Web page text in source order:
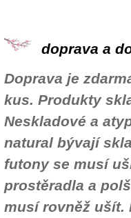
doprava a
Doprava je
kus. Produkty
Neskladové a
natural bývají
futony se musí
prostěradla a
musí rovněž ušít.